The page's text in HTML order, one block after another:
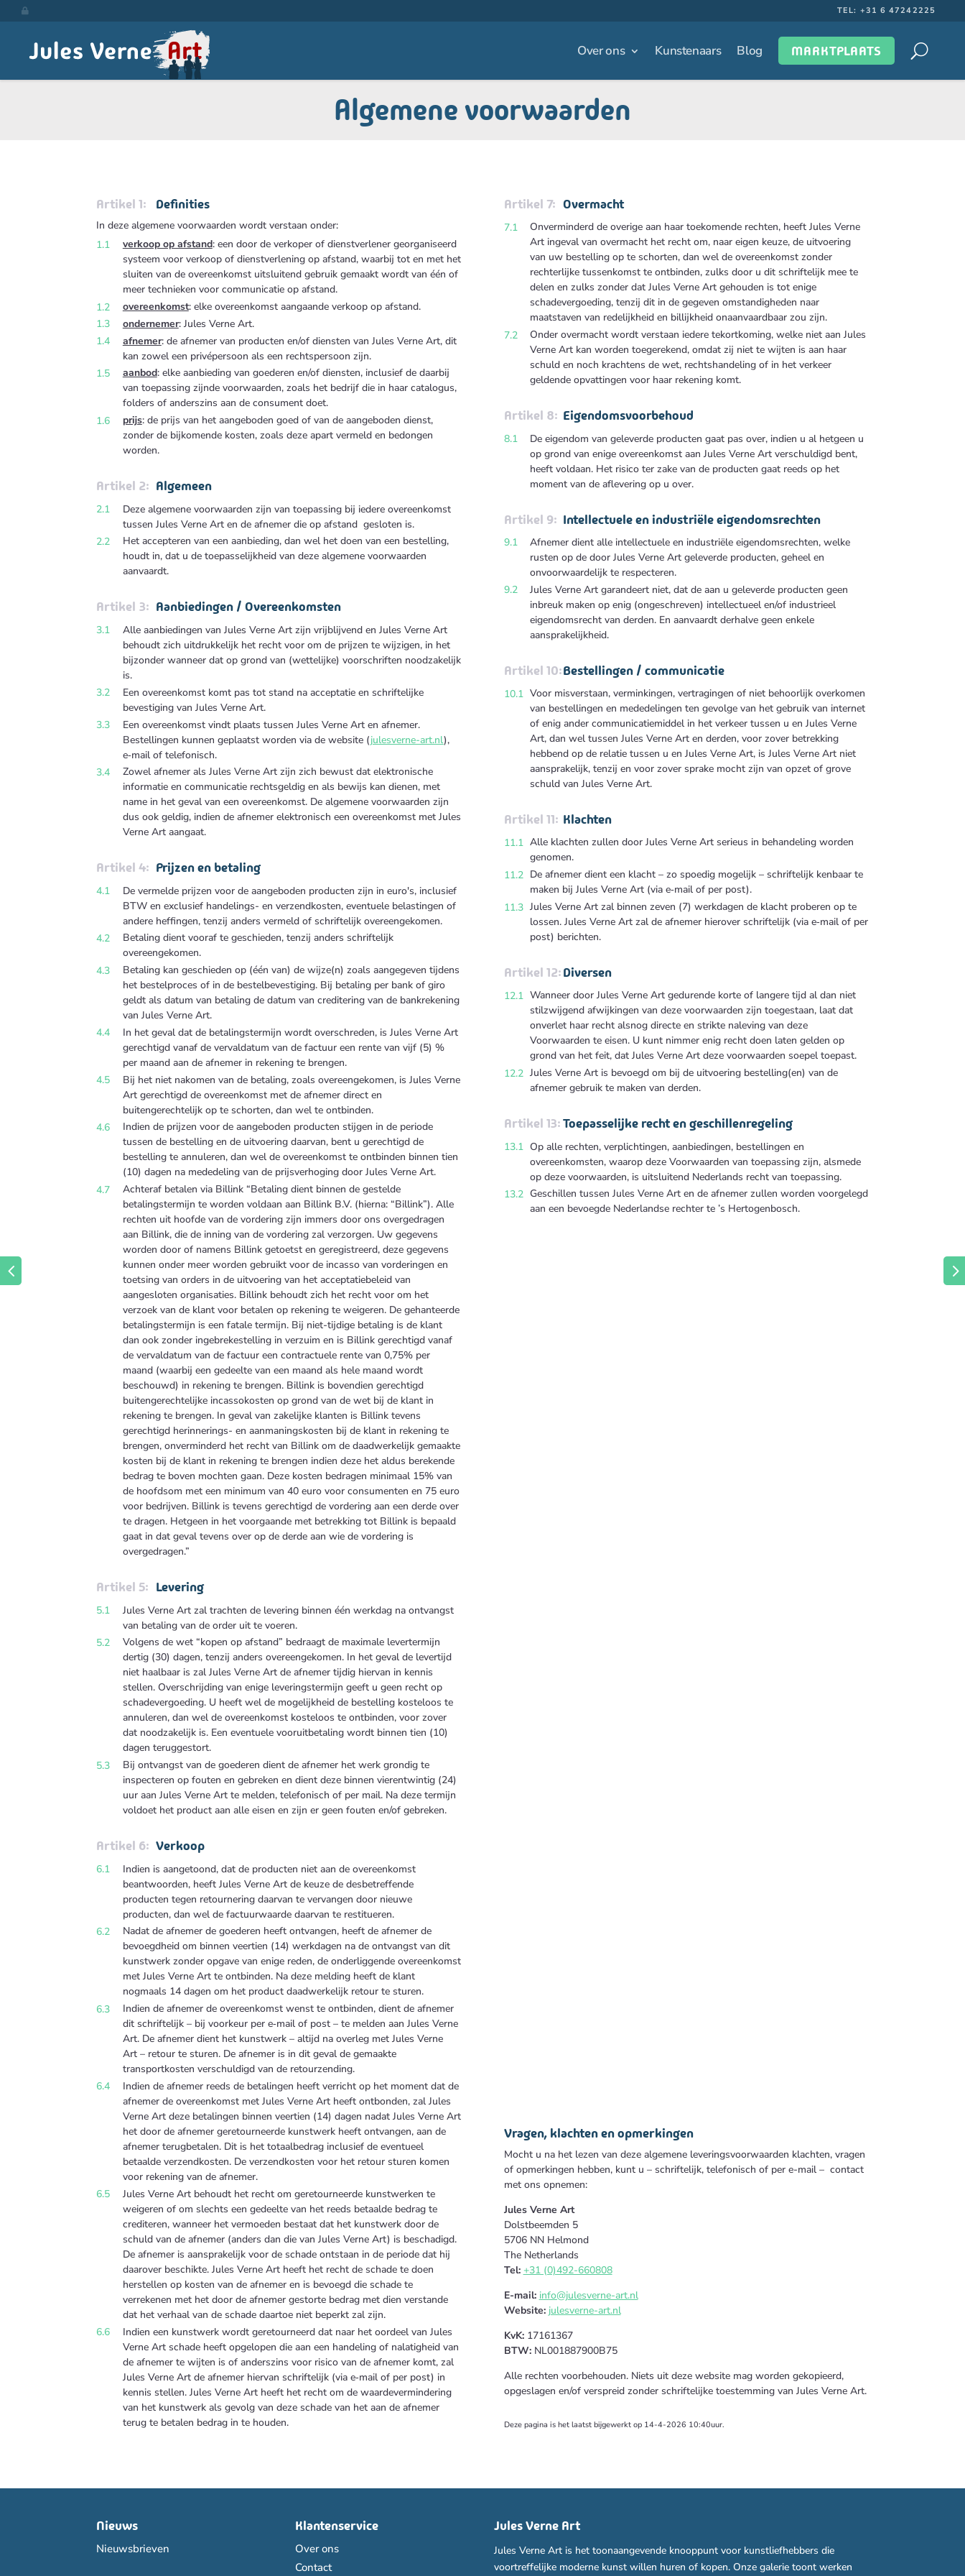
 TEL: +31 6 47242225
Over ons Kunstenaars Blog MARKTPLAATS
Algemene voorwaarden
Definities
In deze algemene voorwaarden wordt verstaan onder:
verkoop op afstand: een door de verkoper of dienstverlener georganiseerd
systeem voor verkoop of dienstverlening op afstand, waarbij tot en met het
sluiten van de overeenkomst uitsluitend gebruik gemaakt wordt van één of
meer technieken voor communicatie op afstand.
overeenkomst: elke overeenkomst aangaande verkoop op afstand.
ondernemer: Jules Verne Art.
afnemer: de afnemer van producten en/of diensten van Jules Verne Art, dit
kan zowel een privépersoon als een rechtspersoon zijn.
aanbod: elke aanbieding van goederen en/of diensten, inclusief de daarbij
van toepassing zijnde voorwaarden, zoals het bedrijf die in haar catalogus,
folders of anderszins aan de consument doet.
prijs: de prijs van het aangeboden goed of van de aangeboden dienst,
zonder de bijkomende kosten, zoals deze apart vermeld en bedongen
worden.
Algemeen
Deze algemene voorwaarden zijn van toepassing bij iedere overeenkomst
tussen Jules Verne Art en de afnemer die op afstand gesloten is.
Het accepteren van een aanbieding, dan wel het doen van een bestelling,
houdt in, dat u de toepasselijkheid van deze algemene voorwaarden
aanvaardt.
Aanbiedingen / Overeenkomsten
Alle aanbiedingen van Jules Verne Art zijn vrijblijvend en Jules Verne Art
behoudt zich uitdrukkelijk het recht voor om de prijzen te wijzigen, in het
bijzonder wanneer dat op grond van (wettelijke) voorschriften noodzakelijk
is.
Een overeenkomst komt pas tot stand na acceptatie en schriftelijke
bevestiging van Jules Verne Art.
Een overeenkomst vindt plaats tussen Jules Verne Art en afnemer.
Bestellingen kunnen geplaatst worden via de website (julesverne-art.nl),
e‑mail of telefonisch.
Zowel afnemer als Jules Verne Art zijn zich bewust dat elektronische
informatie en communicatie rechtsgeldig en als bewijs kan dienen, met
name in het geval van een overeenkomst. De algemene voorwaarden zijn
dus ook geldig, indien de afnemer elektronisch een overeenkomst met Jules
Verne Art aangaat.
Prijzen en betaling
De vermelde prijzen voor de aangeboden producten zijn in euro's, inclusief
BTW en exclusief handelings- en verzendkosten, eventuele belastingen of
andere heffingen, tenzij anders vermeld of schriftelijk overeengekomen.
Betaling dient vooraf te geschieden, tenzij anders schriftelijk
overeengekomen.
Betaling kan geschieden op (één van) de wijze(n) zoals aangegeven tijdens
het bestelproces of in de bestelbevestiging. Bij betaling per bank of giro
geldt als datum van betaling de datum van creditering van de bankrekening
van Jules Verne Art.
In het geval dat de betalingstermijn wordt overschreden, is Jules Verne Art
gerechtigd vanaf de vervaldatum van de factuur een rente van vijf (5) %
per maand aan de afnemer in rekening te brengen.
Bij het niet nakomen van de betaling, zoals overeengekomen, is Jules Verne
Art gerechtigd de overeenkomst met de afnemer direct en
buitengerechtelijk op te schorten, dan wel te ontbinden.
Indien de prijzen voor de aangeboden producten stijgen in de periode
tussen de bestelling en de uitvoering daarvan, bent u gerechtigd de
bestelling te annuleren, dan wel de overeenkomst te ontbinden binnen tien
(10) dagen na mededeling van de prijsverhoging door Jules Verne Art.
Achteraf betalen via Billink “Betaling dient binnen de gestelde
betalingstermijn te worden voldaan aan Billink B.V. (hierna: “Billink”). Alle
rechten uit hoofde van de vordering zijn immers door ons overgedragen
aan Billink, die de inning van de vordering zal verzorgen. Uw gegevens
worden door of namens Billink getoetst en geregistreerd, deze gegevens
kunnen onder meer worden gebruikt voor de incasso van vorderingen en
toetsing van orders in de uitvoering van het acceptatiebeleid van
aangesloten organisaties. Billink behoudt zich het recht voor om het
verzoek van de klant voor betalen op rekening te weigeren. De gehanteerde
betalingstermijn is een fatale termijn. Bij niet-tijdige betaling is de klant
dan ook zonder ingebrekestelling in verzuim en is Billink gerechtigd vanaf
de vervaldatum van de factuur een contractuele rente van 0,75% per
maand (waarbij een gedeelte van een maand als hele maand wordt
beschouwd) in rekening te brengen. Billink is bovendien gerechtigd
buitengerechtelijke incassokosten op grond van de wet bij de klant in
rekening te brengen. In geval van zakelijke klanten is Billink tevens
gerechtigd herinnerings- en aanmaningskosten bij de klant in rekening te
brengen, onverminderd het recht van Billink om de daadwerkelijk gemaakte
kosten bij de klant in rekening te brengen indien deze het aldus berekende
bedrag te boven mochten gaan. Deze kosten bedragen minimaal 15% van
de hoofdsom met een minimum van 40 euro voor consumenten en 75 euro
voor bedrijven. Billink is tevens gerechtigd de vordering aan een derde over
te dragen. Hetgeen in het voorgaande met betrekking tot Billink is bepaald
gaat in dat geval tevens over op de derde aan wie de vordering is
overgedragen.”
Levering
Jules Verne Art zal trachten de levering binnen één werkdag na ontvangst
van betaling van de order uit te voeren.
Volgens de wet “kopen op afstand” bedraagt de maximale levertermijn
dertig (30) dagen, tenzij anders overeengekomen. In het geval de levertijd
niet haalbaar is zal Jules Verne Art de afnemer tijdig hiervan in kennis
stellen. Overschrijding van enige leveringstermijn geeft u geen recht op
schadevergoeding. U heeft wel de mogelijkheid de bestelling kosteloos te
annuleren, dan wel de overeenkomst kosteloos te ontbinden, voor zover
dat noodzakelijk is. Een eventuele vooruitbetaling wordt binnen tien (10)
dagen teruggestort.
Bij ontvangst van de goederen dient de afnemer het werk grondig te
inspecteren op fouten en gebreken en dient deze binnen vierentwintig (24)
uur aan Jules Verne Art te melden, telefonisch of per mail. Na deze termijn
voldoet het product aan alle eisen en zijn er geen fouten en/of gebreken.
Verkoop
Indien is aangetoond, dat de producten niet aan de overeenkomst
beantwoorden, heeft Jules Verne Art de keuze de desbetreffende
producten tegen retournering daarvan te vervangen door nieuwe
producten, dan wel de factuurwaarde daarvan te restitueren.
Nadat de afnemer de goederen heeft ontvangen, heeft de afnemer de
bevoegdheid om binnen veertien (14) werkdagen na de ontvangst van dit
kunstwerk zonder opgave van enige reden, de onderliggende overeenkomst
met Jules Verne Art te ontbinden. Na deze melding heeft de klant
nogmaals 14 dagen om het product daadwerkelijk retour te sturen.
Indien de afnemer de overeenkomst wenst te ontbinden, dient de afnemer
dit schriftelijk – bij voorkeur per e‑mail of post – te melden aan Jules Verne
Art. De afnemer dient het kunstwerk – altijd na overleg met Jules Verne
Art – retour te sturen. De afnemer is in dit geval de gemaakte
transportkosten verschuldigd van de retourzending.
Indien de afnemer reeds de betalingen heeft verricht op het moment dat de
afnemer de overeenkomst met Jules Verne Art heeft ontbonden, zal Jules
Verne Art deze betalingen binnen veertien (14) dagen nadat Jules Verne Art
het door de afnemer geretourneerde kunstwerk heeft ontvangen, aan de
afnemer terugbetalen. Dit is het totaalbedrag inclusief de eventueel
betaalde verzendkosten. De verzendkosten voor het retour sturen komen
voor rekening van de afnemer.
Jules Verne Art behoudt het recht om geretourneerde kunstwerken te
weigeren of om slechts een gedeelte van het reeds betaalde bedrag te
crediteren, wanneer het vermoeden bestaat dat het kunstwerk door de
schuld van de afnemer (anders dan die van Jules Verne Art) is beschadigd.
De afnemer is aansprakelijk voor de schade ontstaan in de periode dat hij
daarover beschikte. Jules Verne Art heeft het recht de schade te doen
herstellen op kosten van de afnemer en is bevoegd die schade te
verrekenen met het door de afnemer gestorte bedrag met dien verstande
dat het verhaal van de schade daartoe niet beperkt zal zijn.
Indien een kunstwerk wordt geretourneerd dat naar het oordeel van Jules
Verne Art schade heeft opgelopen die aan een handeling of nalatigheid van
de afnemer te wijten is of anderszins voor risico van de afnemer komt, zal
Jules Verne Art de afnemer hiervan schriftelijk (via e‑mail of per post) in
kennis stellen. Jules Verne Art heeft het recht om de waardevermindering
van het kunstwerk als gevolg van deze schade van het aan de afnemer
terug te betalen bedrag in te houden.
Overmacht
Onverminderd de overige aan haar toekomende rechten, heeft Jules Verne
Art ingeval van overmacht het recht om, naar eigen keuze, de uitvoering
van uw bestelling op te schorten, dan wel de overeenkomst zonder
rechterlijke tussenkomst te ontbinden, zulks door u dit schriftelijk mee te
delen en zulks zonder dat Jules Verne Art gehouden is tot enige
schadevergoeding, tenzij dit in de gegeven omstandigheden naar
maatstaven van redelijkheid en billijkheid onaanvaardbaar zou zijn.
Onder overmacht wordt verstaan iedere tekortkoming, welke niet aan Jules
Verne Art kan worden toegerekend, omdat zij niet te wijten is aan haar
schuld en noch krachtens de wet, rechtshandeling of in het verkeer
geldende opvattingen voor haar rekening komt.
Eigendomsvoorbehoud
De eigendom van geleverde producten gaat pas over, indien u al hetgeen u
op grond van enige overeenkomst aan Jules Verne Art verschuldigd bent,
heeft voldaan. Het risico ter zake van de producten gaat reeds op het
moment van de aflevering op u over.
Intellectuele en industriële eigendomsrechten
Afnemer dient alle intellectuele en industriële eigendomsrechten, welke
rusten op de door Jules Verne Art geleverde producten, geheel en
onvoorwaardelijk te respecteren.
Jules Verne Art garandeert niet, dat de aan u geleverde producten geen
inbreuk maken op enig (ongeschreven) intellectueel en/of industrieel
eigendomsrecht van derden. En aanvaardt derhalve geen enkele
aansprakelijkheid.
Bestellingen / communicatie
Voor misverstaan, verminkingen, vertragingen of niet behoorlijk overkomen
van bestellingen en mededelingen ten gevolge van het gebruik van internet
of enig ander communicatiemiddel in het verkeer tussen u en Jules Verne
Art, dan wel tussen Jules Verne Art en derden, voor zover betrekking
hebbend op de relatie tussen u en Jules Verne Art, is Jules Verne Art niet
aansprakelijk, tenzij en voor zover sprake mocht zijn van opzet of grove
schuld van Jules Verne Art.
Klachten
Alle klachten zullen door Jules Verne Art serieus in behandeling worden
genomen.
De afnemer dient een klacht – zo spoedig mogelijk – schriftelijk kenbaar te
maken bij Jules Verne Art (via e‑mail of per post).
Jules Verne Art zal binnen zeven (7) werkdagen de klacht proberen op te
lossen. Jules Verne Art zal de afnemer hierover schriftelijk (via e‑mail of per
post) berichten.
Diversen
Wanneer door Jules Verne Art gedurende korte of langere tijd al dan niet
stilzwijgend afwijkingen van deze voorwaarden zijn toegestaan, laat dat
onverlet haar recht alsnog directe en strikte naleving van deze
Voorwaarden te eisen. U kunt nimmer enig recht doen laten gelden op
grond van het feit, dat Jules Verne Art deze voorwaarden soepel toepast.
Jules Verne Art is bevoegd om bij de uitvoering bestelling(en) van de
afnemer gebruik te maken van derden.
Toepasselijke recht en geschillenregeling
Op alle rechten, verplichtingen, aanbiedingen, bestellingen en
overeenkomsten, waarop deze Voorwaarden van toepassing zijn, alsmede
op deze voorwaarden, is uitsluitend Nederlands recht van toepassing.
Geschillen tussen Jules Verne Art en de afnemer zullen worden voorgelegd
aan een bevoegde Nederlandse rechter te ’s Hertogenbosch.
Vragen, klachten en opmerkingen
Mocht u na het lezen van deze algemene leveringsvoorwaarden klachten, vragen
of opmerkingen hebben, kunt u – schriftelijk, telefonisch of per e-mail – contact
met ons opnemen:
Jules Verne Art
Dolstbeemden 5
5706 NN Helmond
The Netherlands
Tel: +31 (0)492-660808
E-mail: info@julesverne-art.nl
Website: julesverne-art.nl
KvK:17161367
BTW:NL001887900B75
Alle rechten voorbehouden. Niets uit deze website mag worden gekopieerd,
opgeslagen en/of verspreid zonder schriftelijke toestemming van Jules Verne Art.
Deze pagina is het laatst bijgewerkt op 14-4-2026 10:40uur.
Nieuws
Nieuwsbrieven
Klantenservice
Over ons
Contact
Jules Verne Art
Jules Verne Art is het toonaangevende knooppunt voor kunstliefhebbers die
voortreffelijke moderne kunst willen huren of kopen. Onze galerie toont werken